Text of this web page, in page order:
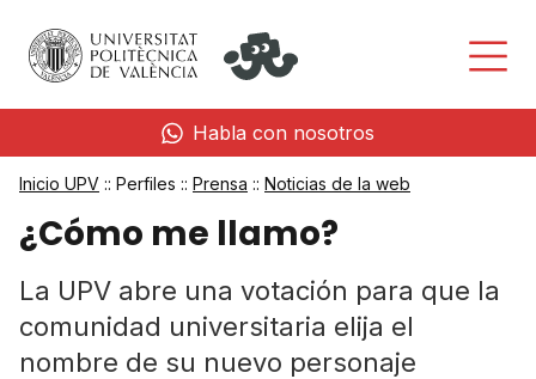
Habla con nosotros
Inicio UPV :: Perfiles :: Prensa :: Noticias de la web
¿Cómo me llamo?
La UPV abre una votación para que la
comunidad universitaria elija el
nombre de su nuevo personaje